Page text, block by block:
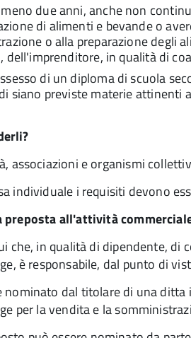
due anni, anche non
di alimenti e bevande o
o alla preparazione degli
dell'imprenditore, in qualità di
di un diploma di scuola
siano previste materie attinenti
associazioni e organismi
individuale i requisiti devono
preposta all'attività
che, in qualità di dipendente,
è responsabile, dal punto di
nominato dal titolare di una
per la vendita e la